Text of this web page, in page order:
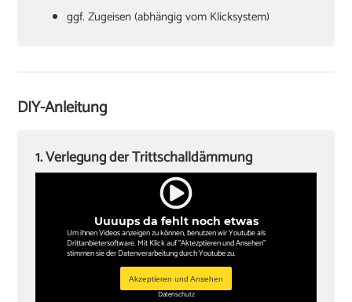
ggf. Zugeisen (abhängig vom Klicksystem)
Cuttermesser
Zollstock
DIY-Anleitung
Uuuups da fehlt noch etwas
Um ihnen Videos anzeigen zu können, benutzen wir Youtube als
Drittanbietersoftware. Mit Klick auf "Aktezptieren und Ansehen"
stimmen sie der Datenverarbeitung durch Youtube zu.
Akzeptieren und Ansehen
Datenschutz
1. Verlegung der Trittschalldämmung